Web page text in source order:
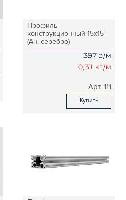
Профиль
конструкционный 15х15
(Ан. серебро)
397 р/м
0,31 кг/м
111
Купить